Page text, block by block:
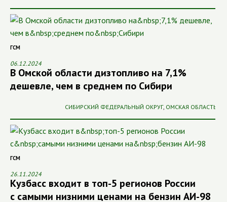
ГСМ
06.12.2024
В Омской области дизтопливо на 7,1%
дешевле, чем в среднем по Сибири
СИБИРСКИЙ ФЕДЕРАЛЬНЫЙ ОКРУГ, ОМСКАЯ ОБЛАСТЬ
ГСМ
26.11.2024
Кузбасс входит в топ-5 регионов России
с самыми низними ценами на бензин АИ-98